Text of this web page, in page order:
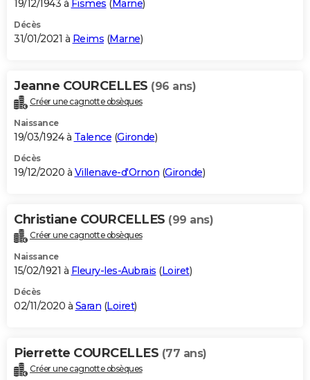
19/12/1943 à Fismes ( Marne)
Décès
31/01/2021 à Reims (Marne)
Jeanne COURCELLES (96 ans)
Créer une cagnotte obsèques
Naissance
19/03/1924 à Talence (Gironde)
Décès
19/12/2020 à Villenave-d'Ornon (Gironde)
Christiane COURCELLES (99 ans)
Créer une cagnotte obsèques
Naissance
15/02/1921 à Fleury-les-Aubrais (Loiret)
Décès
02/11/2020 à Saran (Loiret)
Pierrette COURCELLES (77 ans)
Créer une cagnotte obsèques